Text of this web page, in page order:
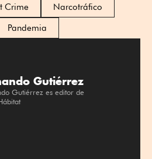
Crime
Narcotráfico
Pandemia
Gutiérrez
Gutiérrez es editor de